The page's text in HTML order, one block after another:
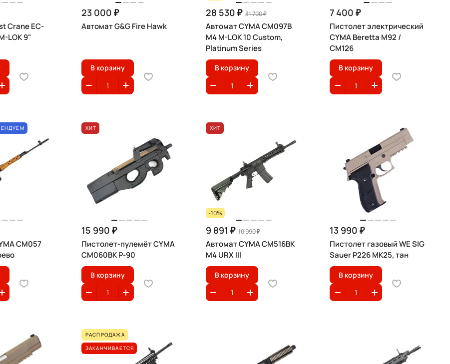
Crane EC-
LOK 9"
23 000 ₽
Автомат G&G Fire Hawk
В корзину
28 530 ₽ 31 700 ₽
Автомат CYMA CM097B
M4 M-LOK 10 Custom,
Platinum Series
В корзину
7 400 ₽
Пистолет электрический
CYMA Beretta M92 /
CM126
В корзину
CM057
ХИТ
15 990 ₽
Пистолет-пулемёт CYMA
CM060BK P-90
В корзину
ХИТ
-10%
9 891 ₽ 10 990 ₽
Автомат CYMA CM516BK
M4 URX III
В корзину
13 990 ₽
Пистолет газовый WE SIG
Sauer P226 MK25, тан
В корзину
РАСПРОДАЖА
ЗАКАНЧИВАЕТСЯ